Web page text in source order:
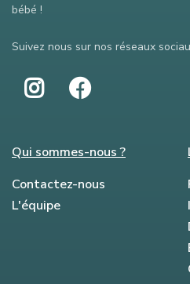
bébé !
Suivez nous sur nos réseaux
Qui sommes-nous ?
Contactez-nous
L'équipe